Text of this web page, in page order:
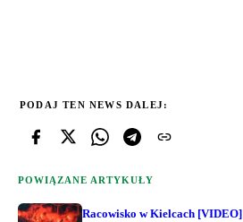
PODAJ TEN NEWS DALEJ:
POWIĄZANE ARTYKUŁY
Racowisko w Kielcach [VIDEO]